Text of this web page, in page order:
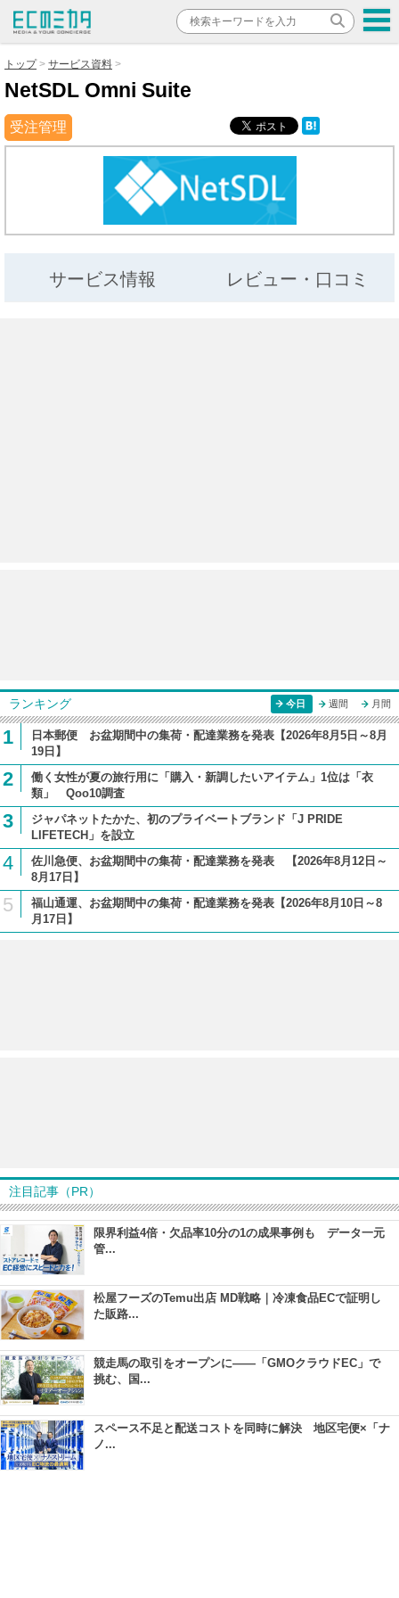
トップ サービス資料
NetSDL Omni Suite
受注管理
サービス情報 レビュー・口コミ
ランキング 今日 週間 月間
1
日本郵便 お盆期間中の集荷・配達業務を発表【2026年8月5日～8月
19日】
2
働く女性が夏の旅行用に「購入・新調したいアイテム」1位は「衣
類」 Qoo10調査
3
ジャパネットたかた、初のプライベートブランド「J PRIDE
LIFETECH」を設立
4
佐川急便、お盆期間中の集荷・配達業務を発表 【2026年8月12日～
8月17日】
5
福山通運、お盆期間中の集荷・配達業務を発表【2026年8月10日～8
月17日】
注目記事（PR）
限界利益4倍・欠品率10分の1の成果事例も データ一元
管...
松屋フーズのTemu出店 MD戦略｜冷凍食品ECで証明し
た販路...
競走馬の取引をオープンに――「GMOクラウドEC」で
挑む、国...
スペース不足と配送コストを同時に解決 地区宅便×「ナ
ノ...